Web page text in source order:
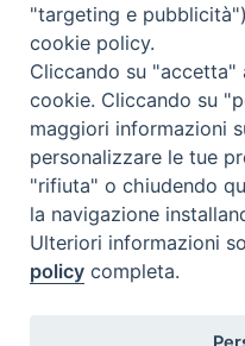
di
Diocesi di
Tutti i diritti sono
"targeting e
cookie policy.
Cliccando su
cookie. Cliccando su
maggiori informazioni
personalizzare le tue
"rifiuta" o chiudendo
la navigazione
Ulteriori informazioni
policy completa.